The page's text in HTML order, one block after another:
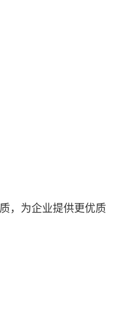
，为企业提供更优质